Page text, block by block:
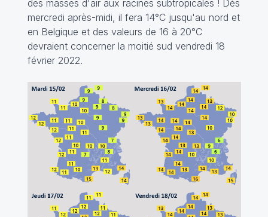
des masses d'air aux racines subtropicales ! Dès
mercredi après-midi, il fera 14°C jusqu'au nord et
en Belgique et des valeurs de 16 à 20°C
devraient concerner la moitié sud vendredi 18
février 2022.